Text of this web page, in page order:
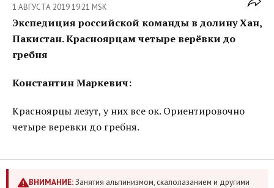
1 АВГУСТА 2019 19:21 MSK
Экспедиция российской команды в долину Хан,
Пакистан. Красноярцам четыре верёвки до
гребня
Константин Маркевич:
Красноярцы лезут, у них все ок. Ориентировочно
четыре веревки до гребня.
ВНИМАНИЕ:Занятия альпинизмом, скалолазанием и другими